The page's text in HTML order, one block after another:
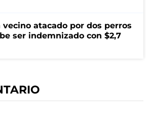
atacado por dos perros
ser indemnizado con $2,7